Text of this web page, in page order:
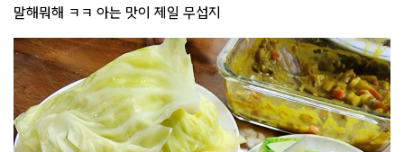
말해뭐해 ㅋㅋ 아는 맛이 제일 무섭지